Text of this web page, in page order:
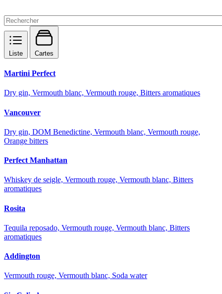
Liste Cartes
Martini Perfect
Dry gin, Vermouth blanc, Vermouth rouge, Bitters aromatiques
Vancouver
Dry gin, DOM Benedictine, Vermouth blanc, Vermouth rouge,
Orange bitters
Perfect Manhattan
Whiskey de seigle, Vermouth rouge, Vermouth blanc, Bitters
aromatiques
Rosita
Tequila reposado, Vermouth rouge, Vermouth blanc, Bitters
aromatiques
Addington
Vermouth rouge, Vermouth blanc, Soda water